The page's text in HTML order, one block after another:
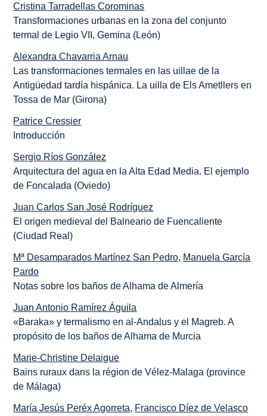
Cristina Tarradellas Corominas
Transformaciones urbanas en la zona del conjunto
termal de Legio VII, Gemina (León)
Alexandra Chavarria Arnau
Las transformaciones termales en las uillae de la
Antigüedad tardía hispánica. La uilla de Els Ametllers en
Tossa de Mar (Girona)
Patrice Cressier
Introducción
Sergio Ríos González
Arquitectura del agua en la Alta Edad Media. El ejemplo
de Foncalada (Oviedo)
Juan Carlos San José Rodríguez
El origen medieval del Balneario de Fuencaliente
(Ciudad Real)
Mª Desamparados Martínez San Pedro, Manuela García
Pardo
Notas sobre los baños de Alhama de Almería
Juan Antonio Ramírez Águila
«Baraka» y termalismo en al-Andalus y el Magreb. A
propósito de los baños de Alhama de Murcia
Marie-Christine Delaigue
Bains ruraux dans la région de Vélez-Malaga (province
de Málaga)
María Jesús Peréx Agorreta, Francisco Díez de Velasco